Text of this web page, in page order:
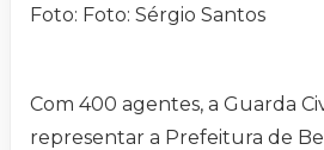
Foto: Foto: Sérgio Santos
Com 400 agentes, a Guarda
representar a Prefeitura de